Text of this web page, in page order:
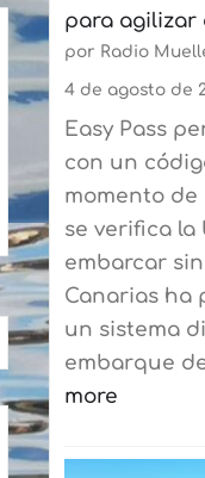
Federación
de
Vela
Latina
Canaria
de
Botes
consolidan
su
curso
de
verano
más
para agilizar
por Radio
4 de agosto de
Easy Pass
con un
momento de
se verifica la
embarcar
Canarias ha
un sistema
embarque
more
Baleària